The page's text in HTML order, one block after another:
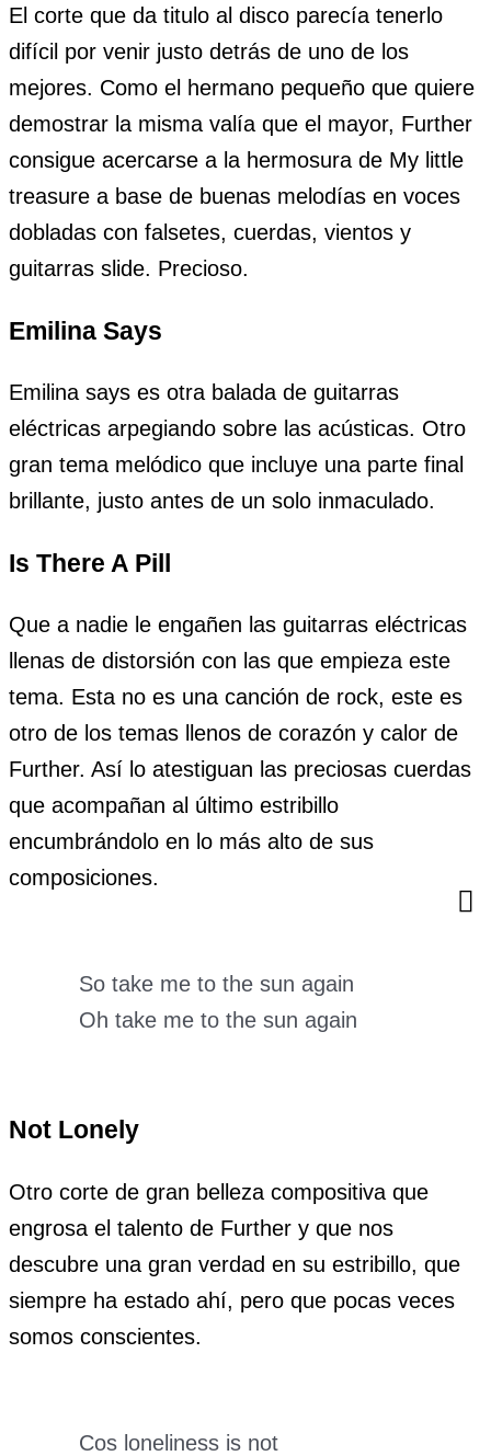
El corte que da titulo al disco parecía tenerlo
difícil por venir justo detrás de uno de los
mejores. Como el hermano pequeño que quiere
demostrar la misma valía que el mayor, Further
consigue acercarse a la hermosura de My little
treasure a base de buenas melodías en voces
dobladas con falsetes, cuerdas, vientos y
guitarras slide. Precioso.
Emilina Says
Emilina says es otra balada de guitarras
eléctricas arpegiando sobre las acústicas. Otro
gran tema melódico que incluye una parte final
brillante, justo antes de un solo inmaculado.
Is There A Pill
Que a nadie le engañen las guitarras eléctricas
llenas de distorsión con las que empieza este
tema. Esta no es una canción de rock, este es
otro de los temas llenos de corazón y calor de
Further. Así lo atestiguan las preciosas cuerdas
que acompañan al último estribillo
encumbrándolo en lo más alto de sus
composiciones.
So take me to the sun again
Oh take me to the sun again
Not Lonely
Otro corte de gran belleza compositiva que
engrosa el talento de Further y que nos
descubre una gran verdad en su estribillo, que
siempre ha estado ahí, pero que pocas veces
somos conscientes.
Cos loneliness is not